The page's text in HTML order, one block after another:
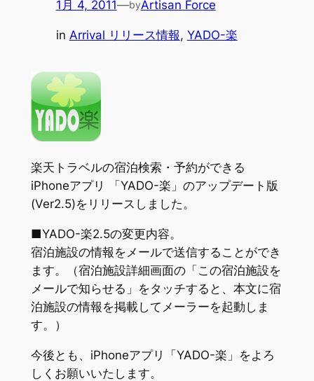
1月 4, 2011—byArtisan Force
in Arrival リリース情報, YADO-楽
楽天トラベルの宿泊検索・予約ができる
iPhoneアプリ 「YADO-楽」のアップデート版
(Ver2.5)をリリースしました。
■YADO-楽2.5の変更内容。
宿泊施設の情報をメールで送信することができ
ます。（宿泊施設詳細画面の「この宿泊施設を
メールで知らせる」をタッチすると、本文に宿
泊施設の情報を掲載してメーラーを起動しま
す。）
今後とも、iPhoneアプリ「YADO-楽」をよろ
しくお願いいたします。